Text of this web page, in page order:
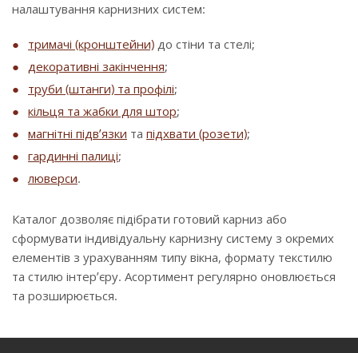
налаштування карнизних систем:
тримачі (кронштейни) до стіни та стелі;
декоративні закінчення;
труби (штанги) та профілі;
кільця та жабки для штор;
магнітні підв’язки та підхвати (розети);
гардинні палиці;
люверси.
Каталог дозволяє підібрати готовий карниз або
сформувати індивідуальну карнизну систему з окремих
елементів з урахуванням типу вікна, формату текстилю
та стилю інтер’єру. Асортимент регулярно оновлюється
та розширюється.